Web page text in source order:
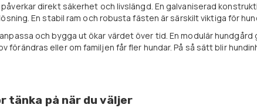
direkt säkerhet och livslängd. En galvaniserad
En stabil ram och robusta fästen är särskilt viktiga för
och bygga ut ökar värdet över tid. En modulär
förändras eller om familjen får fler hundar. På så sätt blir
tänka på när du väljer